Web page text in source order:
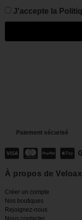
J'accepte la
Paiement sécurisé
À propos de
Créer un compte
Nos boutiques
Rejoignez-nous
Nous contacter